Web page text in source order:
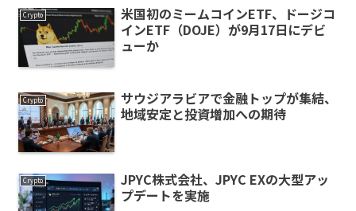
Crypto
米国初のミームコインETF、ドージコ
インETF（DOJE）が9月17日にデビ
ューか
Crypto
サウジアラビアで金融トップが集結、
地域安定と投資増加への期待
Crypto
JPYC株式会社、JPYC EXの大型アッ
プデートを実施